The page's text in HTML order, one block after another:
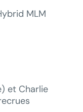
et Charlie